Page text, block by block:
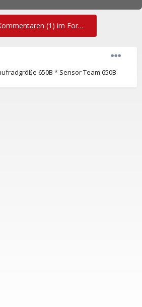
Zu den Kommentaren (1) im Forum
650B * Sensor Team 650B